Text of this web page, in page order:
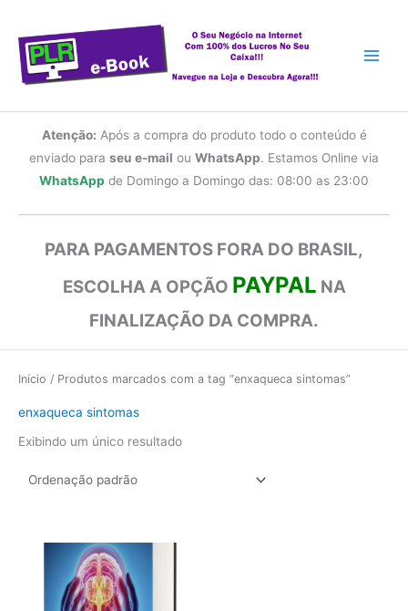
conteúdo
Atenção: Após a compra do produto todo o conteúdo é
enviado para seu e-mail ou WhatsApp. Estamos Online via
WhatsApp de Domingo a Domingo das: 08:00 as 23:00
PARA PAGAMENTOS FORA DO BRASIL,
ESCOLHA A OPÇÃO PAYPAL NA
FINALIZAÇÃO DA COMPRA.
Início / Produtos marcados com a tag “enxaqueca sintomas”
enxaqueca sintomas
Exibindo um único resultado